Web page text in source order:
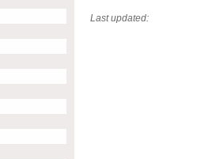
Last updated: